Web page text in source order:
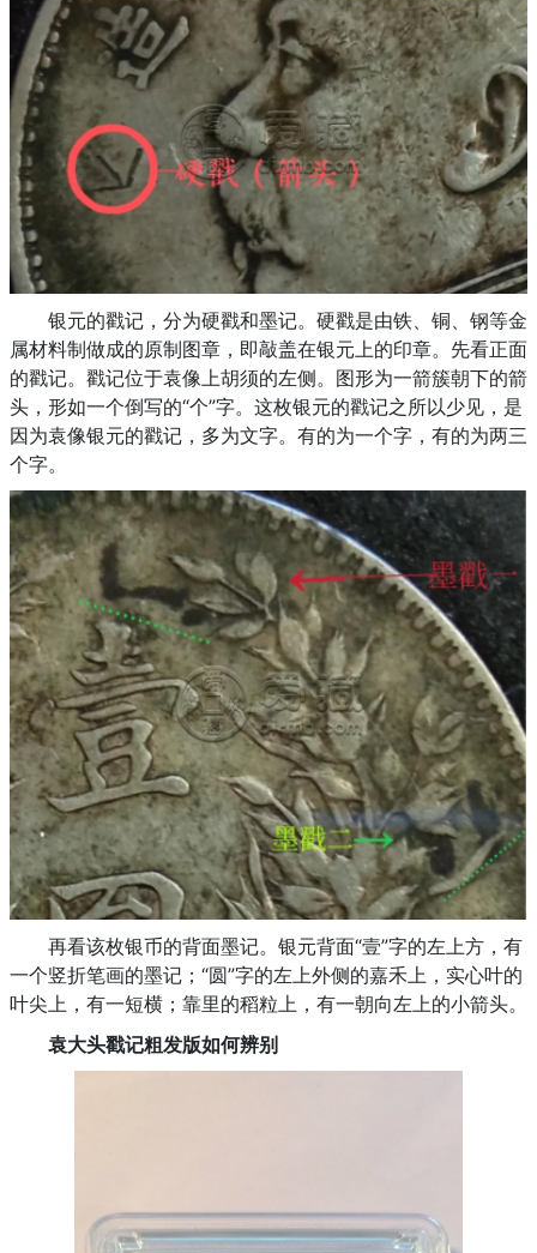
银元的戳记，分为硬戳和墨记。硬戳是由铁、铜、钢等金
属材料制做成的原制图章，即敲盖在银元上的印章。先看正面
的戳记。戳记位于袁像上胡须的左侧。图形为一箭簇朝下的箭
头，形如一个倒写的“个”字。这枚银元的戳记之所以少见，是
因为袁像银元的戳记，多为文字。有的为一个字，有的为两三
个字。
再看该枚银币的背面墨记。银元背面“壹”字的左上方，有
一个竖折笔画的墨记；“圆”字的左上外侧的嘉禾上，实心叶的
叶尖上，有一短横；靠里的稻粒上，有一朝向左上的小箭头。
袁大头戳记粗发版如何辨别